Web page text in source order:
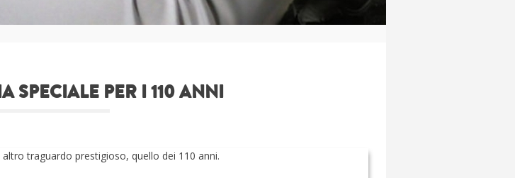
SPECIALE PER I 110 ANNI
altro traguardo prestigioso, quello dei 110 anni.